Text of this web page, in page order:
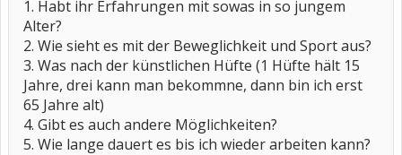
1. Habt ihr Erfahrungen mit sowas in so jungem
Alter?
2. Wie sieht es mit der Beweglichkeit und Sport aus?
3. Was nach der künstlichen Hüfte (1 Hüfte hält 15
Jahre, drei kann man bekommne, dann bin ich erst
65 Jahre alt)
4. Gibt es auch andere Möglichkeiten?
5. Wie lange dauert es bis ich wieder arbeiten kann?